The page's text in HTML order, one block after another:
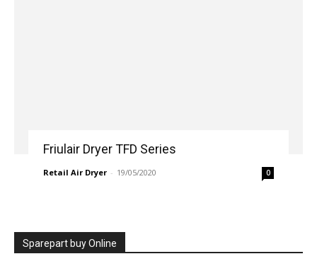
Friulair Dryer TFD Series
Retail Air Dryer - 19/05/2020 0
Sparepart buy Online